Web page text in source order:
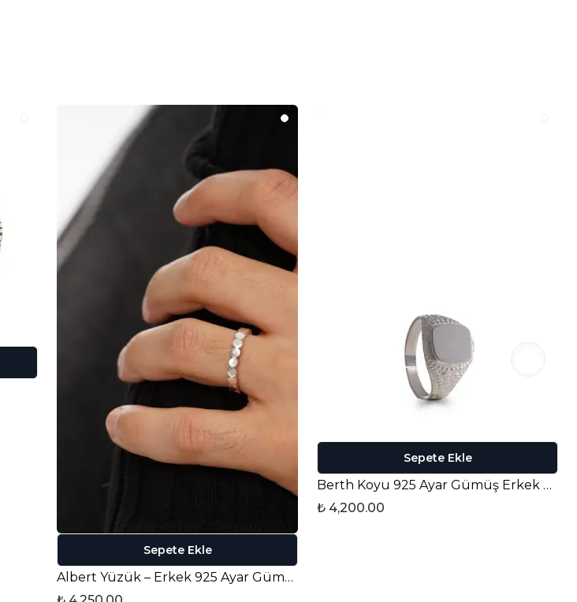
Sepete Ekle
Albert Yüzük – Erkek 925 Ayar Gümüş
Sepete Ekle
Berth Koyu 925 Ayar Gümüş Erkek Yüzük
₺ 4,200.00